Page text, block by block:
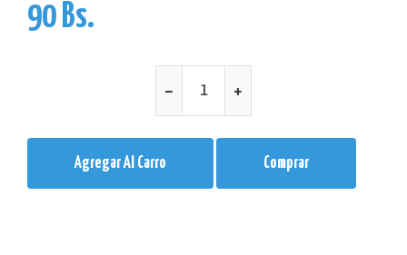
90 Bs.
Agregar Al Carro Comprar